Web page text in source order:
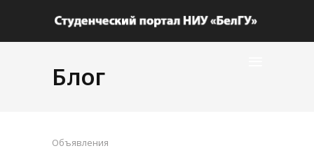
Блог
Объявления